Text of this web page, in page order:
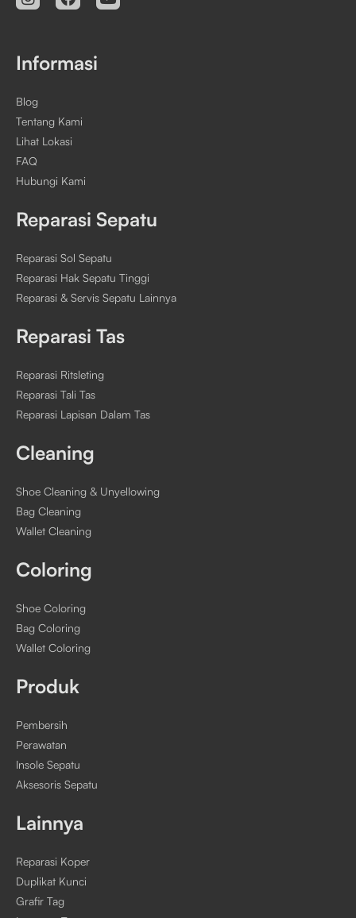
Informasi
Blog
Tentang Kami
Lihat Lokasi
FAQ
Hubungi Kami
Reparasi Sepatu
Reparasi Sol Sepatu
Reparasi Hak Sepatu Tinggi
Reparasi & Servis Sepatu Lainnya
Reparasi Tas
Reparasi Ritsleting
Reparasi Tali Tas
Reparasi Lapisan Dalam Tas
Cleaning
Shoe Cleaning & Unyellowing
Bag Cleaning
Wallet Cleaning
Coloring
Shoe Coloring
Bag Coloring
Wallet Coloring
Produk
Pembersih
Perawatan
Insole Sepatu
Aksesoris Sepatu
Lainnya
Reparasi Koper
Duplikat Kunci
Grafir Tag